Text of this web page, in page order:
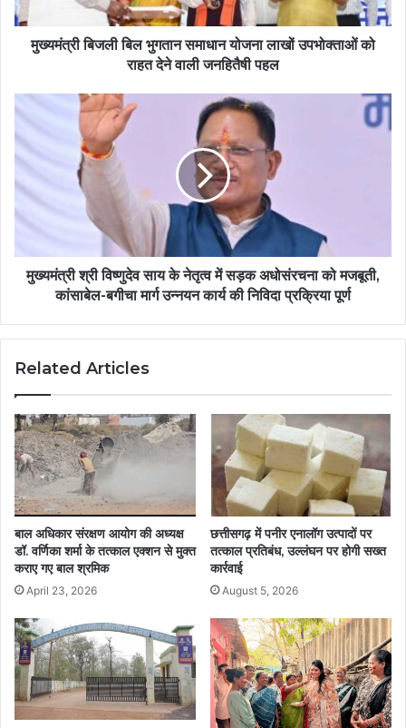
मुख्यमंत्री बिजली बिल भुगतान समाधान योजना लाखों उपभोक्ताओं को
राहत देने वाली जनहितैषी पहल
मुख्यमंत्री श्री विष्णुदेव साय के नेतृत्व में सड़क अधोसंरचना को मजबूती,
कांसाबेल-बगीचा मार्ग उन्नयन कार्य की निविदा प्रक्रिया पूर्ण
Related Articles
बाल अधिकार संरक्षण आयोग की अध्यक्ष
डॉ. वर्णिका शर्मा के तत्काल एक्शन से मुक्त
कराए गए बाल श्रमिक
April 23, 2026
छत्तीसगढ़ में पनीर एनालॉग उत्पादों पर
तत्काल प्रतिबंध, उल्लंघन पर होगी सख्त
कार्रवाई
August 5, 2026